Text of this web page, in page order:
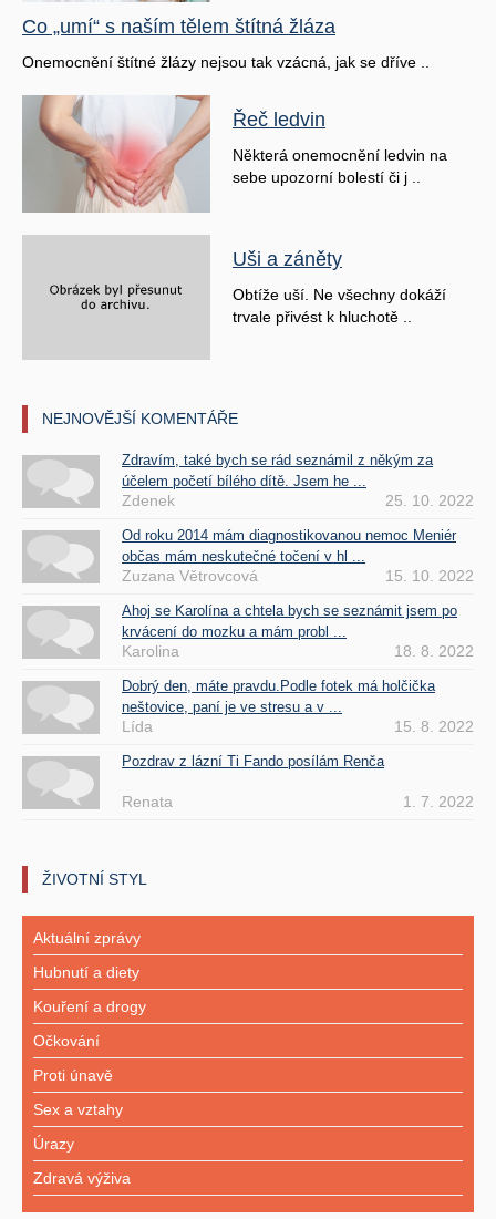
Co „umí“ s naším tělem štítná žláza
Onemocnění štítné žlázy nejsou tak vzácná, jak se dříve ..
Řeč ledvin
Některá onemocnění ledvin na
sebe upozorní bolestí či j ..
Uši a záněty
Obtíže uší. Ne všechny dokáží
trvale přivést k hluchotě ..
NEJNOVĚJŠÍ KOMENTÁŘE
Zdravím, také bych se rád seznámil z někým za
účelem početí bílého dítě. Jsem he ...
Zdenek 25. 10. 2022
Od roku 2014 mám diagnostikovanou nemoc Meniér
občas mám neskutečné točení v hl ...
Zuzana Větrovcová 15. 10. 2022
Ahoj se Karolína a chtela bych se seznámit jsem po
krvácení do mozku a mám probl ...
Karolina 18. 8. 2022
Dobrý den, máte pravdu.Podle fotek má holčička
neštovice, paní je ve stresu a v ...
Lída 15. 8. 2022
Pozdrav z lázní Ti Fando posílám Renča
Renata 1. 7. 2022
ŽIVOTNÍ STYL
Aktuální zprávy
Hubnutí a diety
Kouření a drogy
Očkování
Proti únavě
Sex a vztahy
Úrazy
Zdravá výživa